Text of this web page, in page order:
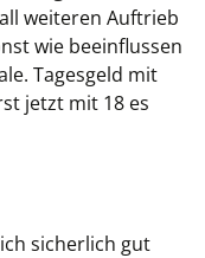
weiteren Auftrieb
wie beeinflussen
Tagesgeld mit
jetzt mit 18 es
sicherlich gut